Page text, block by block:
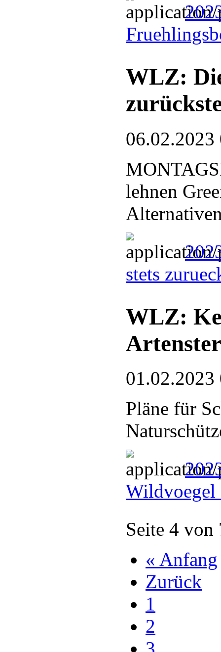
WLZ:
06.02.2023
lehnen
stets
WLZ:
01.02.2023
Pläne für
Seite 4 von
« Anfang
Zurück
1
2